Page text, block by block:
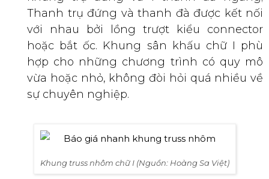
Thanh trụ đứng và thanh đà được kết nối
với nhau bởi lồng trượt kiểu connector
hoặc bắt ốc. Khung sân khấu chữ I phù
hợp cho những chương trình có quy mô
vừa hoặc nhỏ, không đòi hỏi quá nhiều về
sự chuyên nghiệp.
Khung truss nhôm chữ I (Nguồn: Hoàng Sa Việt)